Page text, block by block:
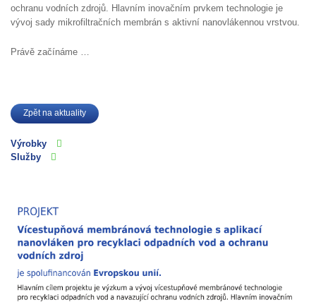
ochranu vodních zdrojů. Hlavním inovačním prvkem technologie je
vývoj sady mikrofiltračních membrán s aktivní nanovlákennou vrstvou.
Právě začínáme …
Zpět na aktuality
Výrobky
Služby